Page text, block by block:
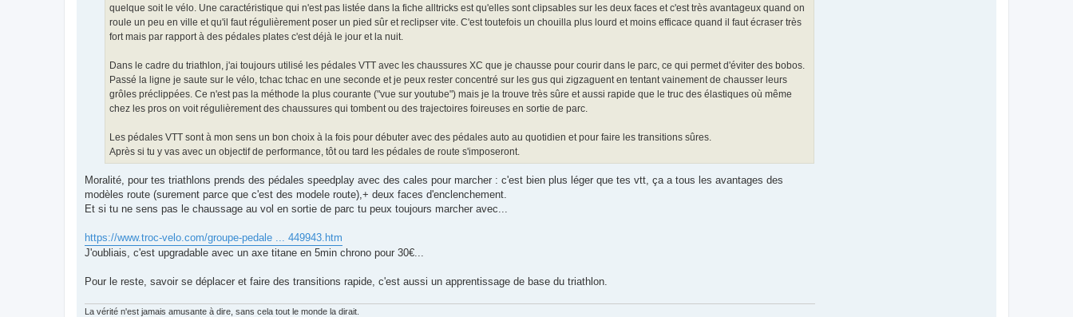
quelque soit le vélo. Une caractéristique qui n'est pas listée dans la fiche alltricks est qu'elles sont clipsables sur les deux faces et c'est très avantageux quand on
roule un peu en ville et qu'il faut régulièrement poser un pied sûr et reclipser vite. C'est toutefois un chouilla plus lourd et moins efficace quand il faut écraser très
fort mais par rapport à des pédales plates c'est déjà le jour et la nuit.
Dans le cadre du triathlon, j'ai toujours utilisé les pédales VTT avec les chaussures XC que je chausse pour courir dans le parc, ce qui permet d'éviter des bobos.
Passé la ligne je saute sur le vélo, tchac tchac en une seconde et je peux rester concentré sur les gus qui zigzaguent en tentant vainement de chausser leurs
grôles préclippées. Ce n'est pas la méthode la plus courante ("vue sur youtube") mais je la trouve très sûre et aussi rapide que le truc des élastiques où même
chez les pros on voit régulièrement des chaussures qui tombent ou des trajectoires foireuses en sortie de parc.
Les pédales VTT sont à mon sens un bon choix à la fois pour débuter avec des pédales auto au quotidien et pour faire les transitions sûres.
Après si tu y vas avec un objectif de performance, tôt ou tard les pédales de route s'imposeront.
Moralité, pour tes triathlons prends des pédales speedplay avec des cales pour marcher : c'est bien plus léger que tes vtt, ça a tous les avantages des
modèles route (surement parce que c'est des modele route),+ deux faces d'enclenchement.
Et si tu ne sens pas le chaussage au vol en sortie de parc tu peux toujours marcher avec...
https://www.troc-velo.com/groupe-pedale ... 449943.htm
J'oubliais, c'est upgradable avec un axe titane en 5min chrono pour 30€...
Pour le reste, savoir se déplacer et faire des transitions rapide, c'est aussi un apprentissage de base du triathlon.
La vérité n'est jamais amusante à dire, sans cela tout le monde la dirait.